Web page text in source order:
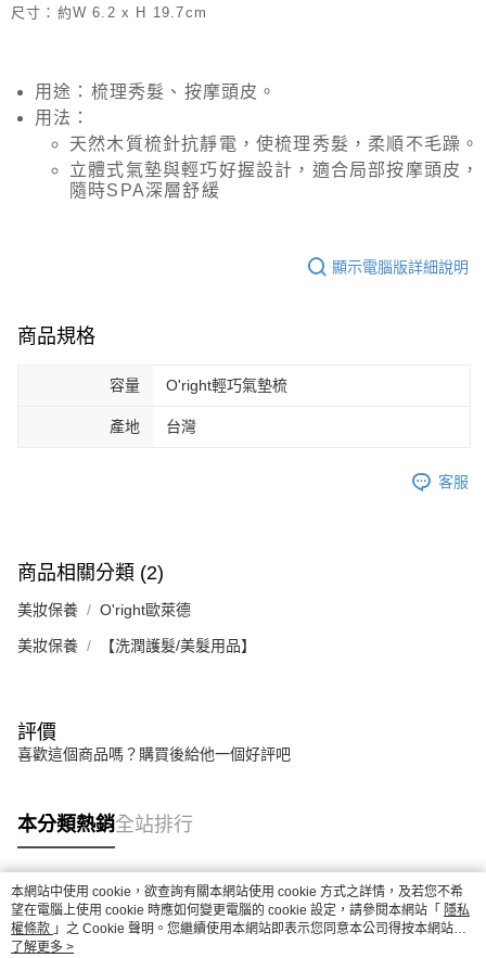
【注意事項】
買賣價金債權讓與本公司後，依約使用本公司帳單繳交帳款。
2.基於同意付款使用「大哥付你分期」之契約關係目的，商店將以您的個人
資料（包含姓名、電話或地址）提供予台灣大哥大進項蒐集、處理及利用，
由本公司與您本人進行分期帳單所需資料之確認、核對及更正。
3.完整用戶服務條款，請詳閱以下連結： https://oppay.tw/userRule
３．收到繳費通知簡訊後14天內，點擊此簡訊中的連結，可透過四大超商／
後付繳納相關費用。
※ 交易是否成功請以「AFTEE先享後付 」之結帳頁面顯示為準，若有關於
是否繳費成功／繳費後需取消欲退款等相關疑問，請聯繫「AFTEE先享後付
客戶支援中心」https://netprotections.freshdesk.com/support/home
【注意事項】
「AFTEE先享後付」，若未經同意申辦者引起之損失，本公司不負相關責
任。
時審查核予不同之上限額度；若仍有額度不足之情形，本公司將視審查結果
５．嚴禁一人註冊多個帳號或使用他人資訊註冊。若發現惡意使用之情形，
京站台北店客服中心(1F星巴克旁) 即日起不提供京站紙袋，取件時
請自備購物袋，若需購買紙袋可現場詢問
免運費
尺寸：約W 6.2 x H 19.7cm
用途：梳理秀髮、按摩頭皮。
用法：
天然木質梳針抗靜電，使梳理秀髮，柔順不毛躁。
立體式氣墊與輕巧好握設計，適合局部按摩頭皮，
隨時SPA深層舒緩
顯示電腦版詳細說明
商品規格
容量 O'right輕巧氣墊梳
產地 台灣
客服
商品相關分類 (2)
美妝保養 O'right歐萊德
美妝保養 【洗潤護髮/美髮用品】
評價
喜歡這個商品嗎？購買後給他一個好評吧
本分類熱銷全站排行
熱門標籤
本網站中使用 cookie，欲查詢有關本網站使用 cookie 方式之詳情，及若您不希
望在電腦上使用 cookie 時應如何變更電腦的 cookie 設定，請參閱本網站「 隱私
權條款 」之 Cookie 聲明。您繼續使用本網站即表示您同意本公司得按本網站使
用條款之 Cookie 聲明使用 cookie。
了解更多 >